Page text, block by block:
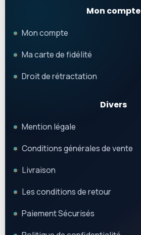
Mon compte
Mon compte
Ma carte de fidélité
Droit de rétractation
Divers
Mention légale
Conditions générales de vente
Livraison
Les conditions de retour
Paiement Sécurisés